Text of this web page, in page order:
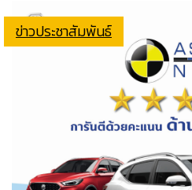
ข่าวประชาสัมพันธ์